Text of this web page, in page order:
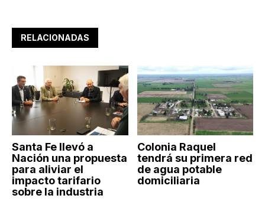
RELACIONADAS
Santa Fe llevó a
Nación una propuesta
para aliviar el
impacto tarifario
sobre la industria
Colonia Raquel
tendrá su primera red
de agua potable
domiciliaria